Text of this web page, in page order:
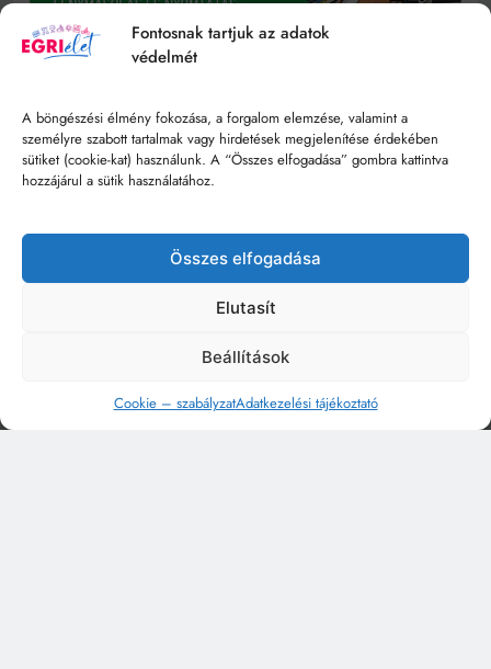
Fontosnak tartjuk az adatok
védelmét
A böngészési élmény fokozása, a forgalom elemzése, valamint a
személyre szabott tartalmak vagy hirdetések megjelenítése érdekében
sütiket (cookie-kat) használunk. A “Összes elfogadása” gombra kattintva
hozzájárul a sütik használatához.
Összes elfogadása
Elutasít
Beállítások
Cookie – szabályzatAdatkezelési tájékoztató